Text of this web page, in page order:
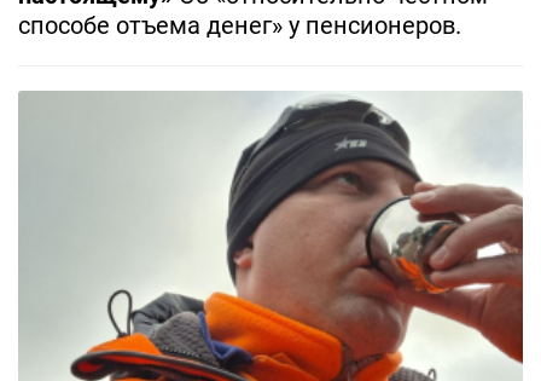
способе отъема денег» у пенсионеров.